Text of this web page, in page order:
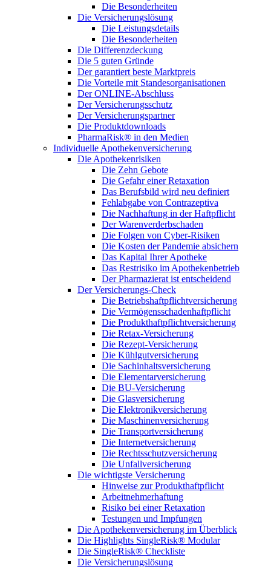
Die Besonderheiten
Die Versicherungslösung
Die Leistungsdetails
Die Besonderheiten
Die Differenzdeckung
Die 5 guten Gründe
Der garantiert beste Marktpreis
Die Vorteile mit Standesorganisationen
Der ONLINE-Abschluss
Der Versicherungsschutz
Der Versicherungspartner
Die Produktdownloads
PharmaRisk® in den Medien
Individuelle Apothekenversicherung
Die Apothekenrisiken
Die Zehn Gebote
Die Gefahr einer Retaxation
Das Berufsbild wird neu definiert
Fehlabgabe von Contrazeptiva
Die Nachhaftung in der Haftpflicht
Der Warenverderbschaden
Die Folgen von Cyber-Risiken
Die Kosten der Pandemie absichern
Das Kapital Ihrer Apotheke
Das Restrisiko im Apothekenbetrieb
Der Pharmazierat ist entscheidend
Der Versicherungs-Check
Die Betriebshaftpflichtversicherung
Die Vermögensschadenhaftpflicht
Die Produkthaftpflichtversicherung
Die Retax-Versicherung
Die Rezept-Versicherung
Die Kühlgutversicherung
Die Sachinhaltsversicherung
Die Elementarversicherung
Die BU-Versicherung
Die Glasversicherung
Die Elektronikversicherung
Die Maschinenversicherung
Die Transportversicherung
Die Internetversicherung
Die Rechtsschutzversicherung
Die Unfallversicherung
Die wichtigste Versicherung
Hinweise zur Produkthaftpflicht
Arbeitnehmerhaftung
Risiko bei einer Retaxation
Testungen und Impfungen
Die Apothekenversicherung im Überblick
Die Highlights SingleRisk® Modular
Die SingleRisk® Checkliste
Die Versicherungslösung